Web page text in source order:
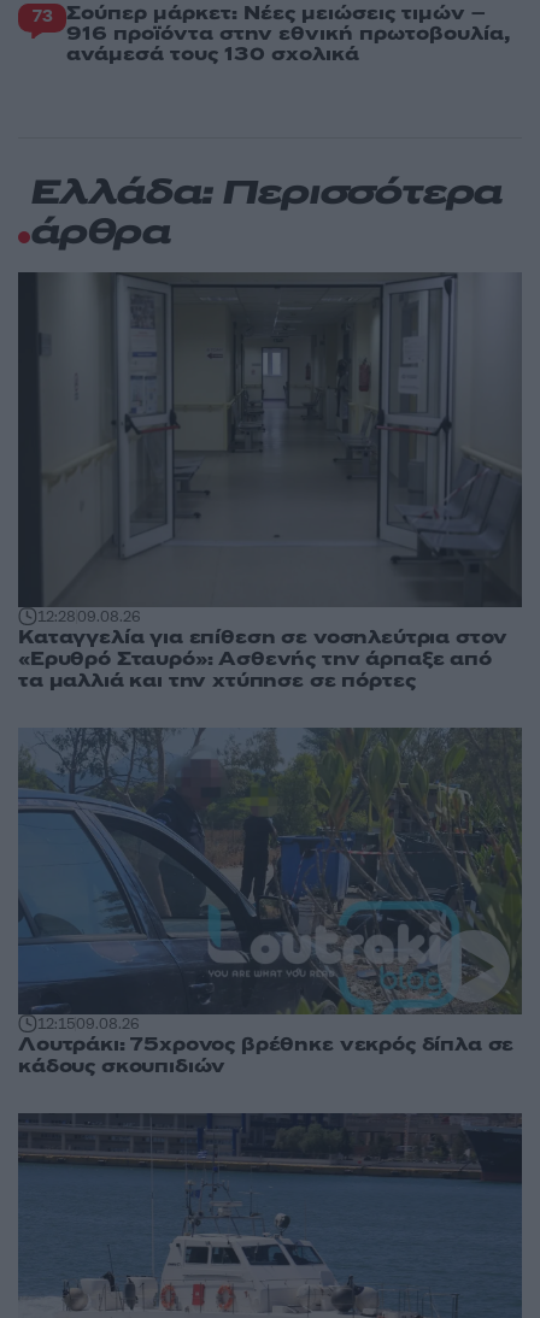
73 Σούπερ μάρκετ: Νέες μειώσεις τιμών –
916 προϊόντα στην εθνική πρωτοβουλία,
ανάμεσά τους 130 σχολικά
Ελλάδα: Περισσότερα
άρθρα
12:2809.08.26
Καταγγελία για επίθεση σε νοσηλεύτρια στον
«Ερυθρό Σταυρό»: Ασθενής την άρπαξε από
τα μαλλιά και την χτύπησε σε πόρτες
12:1509.08.26
Λουτράκι: 75χρονος βρέθηκε νεκρός δίπλα σε
κάδους σκουπιδιών